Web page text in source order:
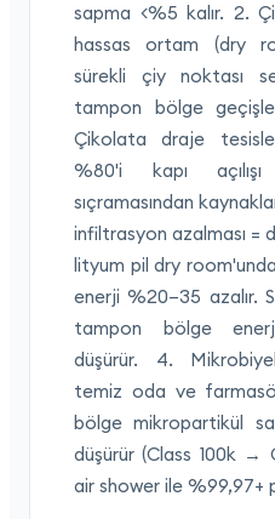
sapma <%5 kalır. 2.
hassas ortam (dry
sürekli çiy noktası
tampon bölge
Çikolata draje
%80'i kapı
sıçramasından
infiltrasyon azalması =
lityum pil dry
enerji %20–35 azalır.
tampon bölge
düşürür. 4.
temiz oda ve
bölge mikropartikül
düşürür (Class 100k →
air shower ile %99,97+